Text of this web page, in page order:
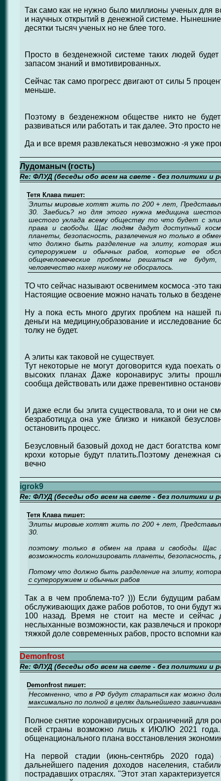
Так само как не нужно было миллионы ученых для
и научных открытий в денежной системе. Нынешние
десятки тысяч ученых но не блее того.
Просто в безденежной системе таких людей
запасом знаний и вмотивированных.
Сейчас так само прогресс двигают от силы 5
меньше.
Поэтому в безденежном обществе никто не
развиваться или работать и так далее. Это просто
Да и все время развлекаться невозможно -я уже
Лудоманыч (гость)
Re: ФЛУД (беседы обо всем на свете - без политики и
Тетя Клава пишет:
Элиты мировые хотят жить по 200 + лет,
30. Заебись? но для этого нужна медицина
шестого уклада всему обществу то что будет с
права и свободы. Щас людям дадут доступный
планеты, безопасность, развлечения но только в
что должно быть разделение на элиту, которая
супероружием и обычных рабов, которые ее
общечеловеческие проблемы решаться не
человечество нахер никому не обосралось.
ТО что сейчас называют освенимем космоса -это
Настоящие освоение можно начать только в
Ну а пока есть много других проблем на нашей
деньги на медицину,образование и исследование
толку не будет.
А элиты как таковой не существует.
Тут некоторые не могут договорится куда поехать
высоких планах Даже коронавирус элиты
сообща действовать или даже превентивно
И даже если бы элита существовала, то и они не
безработицу,а она уже близко и никакой
остановить процесс.
Безусловный базовый доход не даст богатства
крохи которые будут платить.Поэтому денежная
вечно
igrok9
Re: ФЛУД (беседы обо всем на свете - без политики и
Тетя Клава пишет:
Элиты мировые хотят жить по 200 + лет,
30.
поэтому только в обмен на права и свободы. Щас
возможность колонизировать планеты, безопасность,
Потому что должно быть разделение на элиту,
с супероружием и обычных рабов
Так а в чем проблема-то? ))) Если будущим рабам
обслуживающих даже рабов роботов, то они будут
100 назад. Время не стоит на месте и сейчас
неслыханные возможности, как развлечься и
тяжкой доле современных рабов, просто вспомни
Demonfrost
Re: ФЛУД (беседы обо всем на свете - без политики и
Demonfrost пишет:
Несомненно, что в РФ будут стараться как можно
максимально по полной в целях дальнейшего
Полное снятие коронавирусных ограничений для
всей страны возможно лишь к ИЮЛЮ 2021 года.
общенационального плана восстановления
На первой стадии (июнь-сентябрь 2020 года)
дальнейшего падения доходов населения,
пострадавших отраслях. ''Этот этап